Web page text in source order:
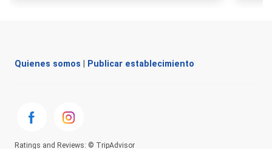
Quienes somos Publicar establecimiento
Ratings and Reviews: © TripAdvisor